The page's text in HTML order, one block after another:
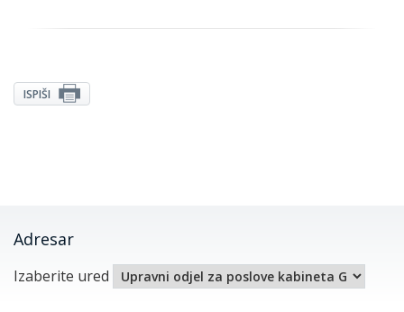
ISPIŠI
Adresar
Izaberite ured